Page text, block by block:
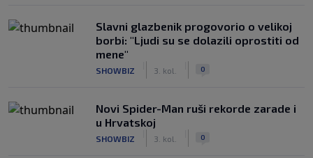
Slavni glazbenik progovorio o velikoj
borbi: "Ljudi su se dolazili oprostiti od
mene"
SHOWBIZ 3. kol. 0
Novi Spider-Man ruši rekorde zarade i
u Hrvatskoj
SHOWBIZ 3. kol. 0